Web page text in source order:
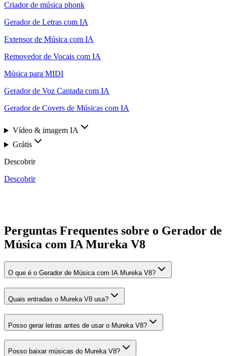
Criador de música phonk
Gerador de Letras com IA
Extensor de Música com IA
Removedor de Vocais com IA
Música para MIDI
Gerador de Voz Cantada com IA
Gerador de Covers de Músicas com IA
Vídeo & imagem IA
Grátis
Descobrir
Descobrir
Perguntas Frequentes sobre o Gerador de
Música com IA Mureka V8
O que é o Gerador de Música com IA Mureka V8?
Quais entradas o Mureka V8 usa?
Posso gerar letras antes de usar o Mureka V8?
Posso baixar músicas do Mureka V8?